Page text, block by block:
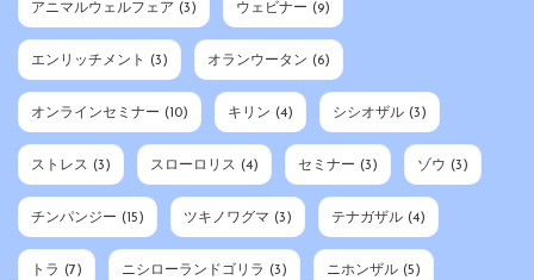
アニマルウェルフェア (3) ウェビナー (9)
エンリッチメント (3) オランウータン (6)
オンラインセミナー (10) キリン (4) シシオザル (3)
ストレス (3) スローロリス (4) セミナー (3) ゾウ (3)
チンパンジー (15) ツキノワグマ (3) テナガザル (4)
トラ (7) ニシローランドゴリラ (3) ニホンザル (5)